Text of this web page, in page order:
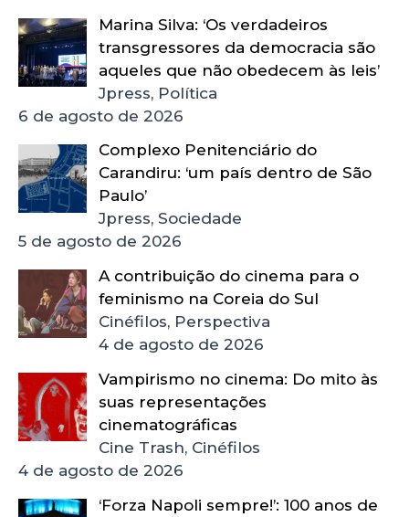
Marina Silva: ‘Os verdadeiros
transgressores da democracia são
aqueles que não obedecem às leis’
Jpress, Política
6 de agosto de 2026
Complexo Penitenciário do
Carandiru: ‘um país dentro de São
Paulo’
Jpress, Sociedade
5 de agosto de 2026
A contribuição do cinema para o
feminismo na Coreia do Sul
Cinéfilos, Perspectiva
4 de agosto de 2026
Vampirismo no cinema: Do mito às
suas representações
cinematográficas
Cine Trash, Cinéfilos
4 de agosto de 2026
‘Forza Napoli sempre!’: 100 anos de